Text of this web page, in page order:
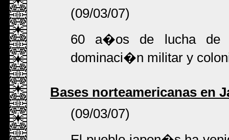
(09/03/07)
60 a�os de lucha de
dominaci�n militar y
Bases norteamericanas en
(09/03/07)